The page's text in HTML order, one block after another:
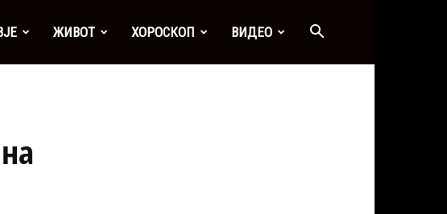
ЖИВОТ ХОРОСКОП ВИДЕО